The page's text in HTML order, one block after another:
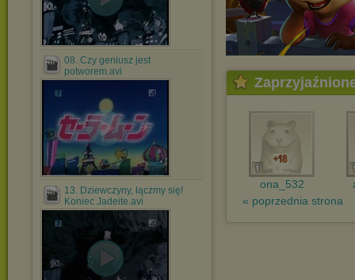
08. Czy geniusz jest
potworem.avi
.
13. Dziewczyny, łączmy się!
Koniec Jadeite.avi
ona_532
« poprzednia strona